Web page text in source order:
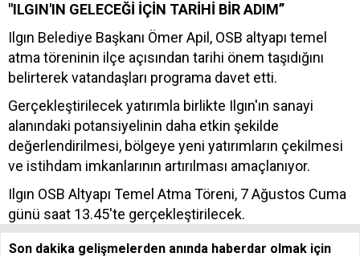
"ILGIN'IN GELECEĞİ İÇİN TARİHİ BİR ADIM”
Ilgın Belediye Başkanı Ömer Apil, OSB altyapı temel
atma töreninin ilçe açısından tarihi önem taşıdığını
belirterek vatandaşları programa davet etti.
Gerçekleştirilecek yatırımla birlikte Ilgın'ın sanayi
alanındaki potansiyelinin daha etkin şekilde
değerlendirilmesi, bölgeye yeni yatırımların çekilmesi
ve istihdam imkanlarının artırılması amaçlanıyor.
Ilgın OSB Altyapı Temel Atma Töreni, 7 Ağustos Cuma
günü saat 13.45'te gerçekleştirilecek.
Son dakika gelişmelerden anında haberdar olmak için